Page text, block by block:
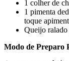
1 colher de
1 pimenta
toque
Queijo
Modo de Preparo